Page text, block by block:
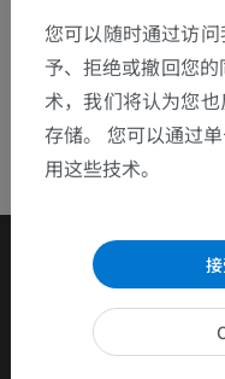
您可以随时通过访
予、拒绝或撤回您
术，我们将认为您
存储。 您可以通过
用这些技术。